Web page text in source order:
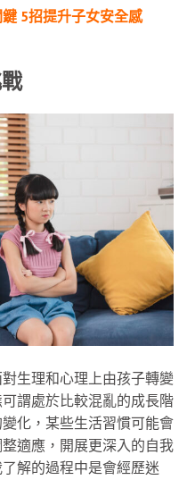
5招提升子女安全感
生理和心理上由孩子轉變
謂處於比較混亂的成長階
化，某些生活習慣可能會
適應，開展更深入的自我
解的過程中是會經歷迷